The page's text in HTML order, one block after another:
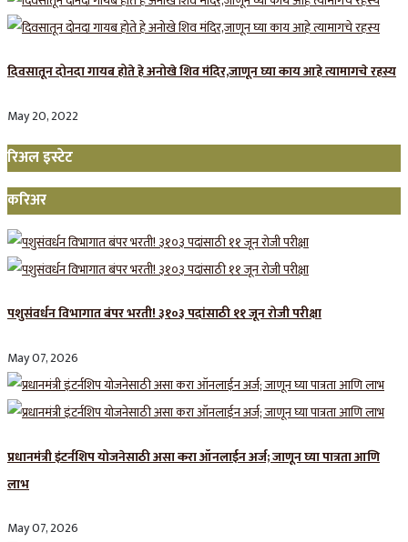
दिवसातून दोनदा गायब होते हे अनोखे शिव मंदिर,जाणून घ्या काय आहे त्यामागचे रहस्य
May 20, 2022
रिअल इस्टेट
करिअर
पशुसंवर्धन विभागात बंपर भरती! ३१०३ पदांसाठी ११ जून रोजी परीक्षा
May 07, 2026
प्रधानमंत्री इंटर्नशिप योजनेसाठी असा करा ऑनलाईन अर्ज; जाणून घ्या पात्रता आणि
लाभ
May 07, 2026